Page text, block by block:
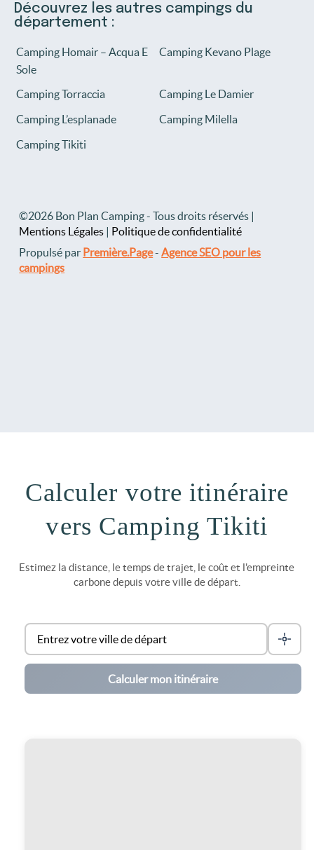
Découvrez les autres campings du
département :
Camping Homair – Acqua E
Sole
Camping Kevano Plage
Camping Torraccia
Camping Le Damier
Camping L’esplanade
Camping Milella
Camping Tikiti
©2026 Bon Plan Camping - Tous droits réservés |
Mentions Légales | Politique de confidentialité
Propulsé par Première.Page-Agence SEO pour les
campings
Calculer votre itinéraire
vers Camping Tikiti
Estimez la distance, le temps de trajet, le coût et l'empreinte
carbone depuis votre ville de départ.
Calculer mon itinéraire